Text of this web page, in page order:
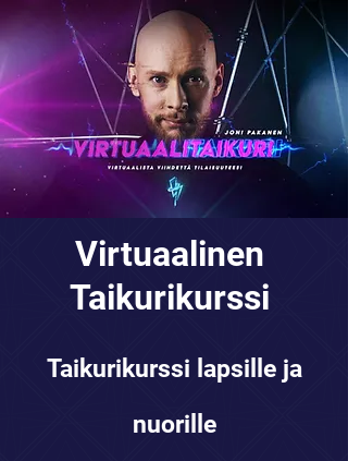
Virtuaalinen
Taikurikurssi
Taikurikurssi lapsille ja
nuorille